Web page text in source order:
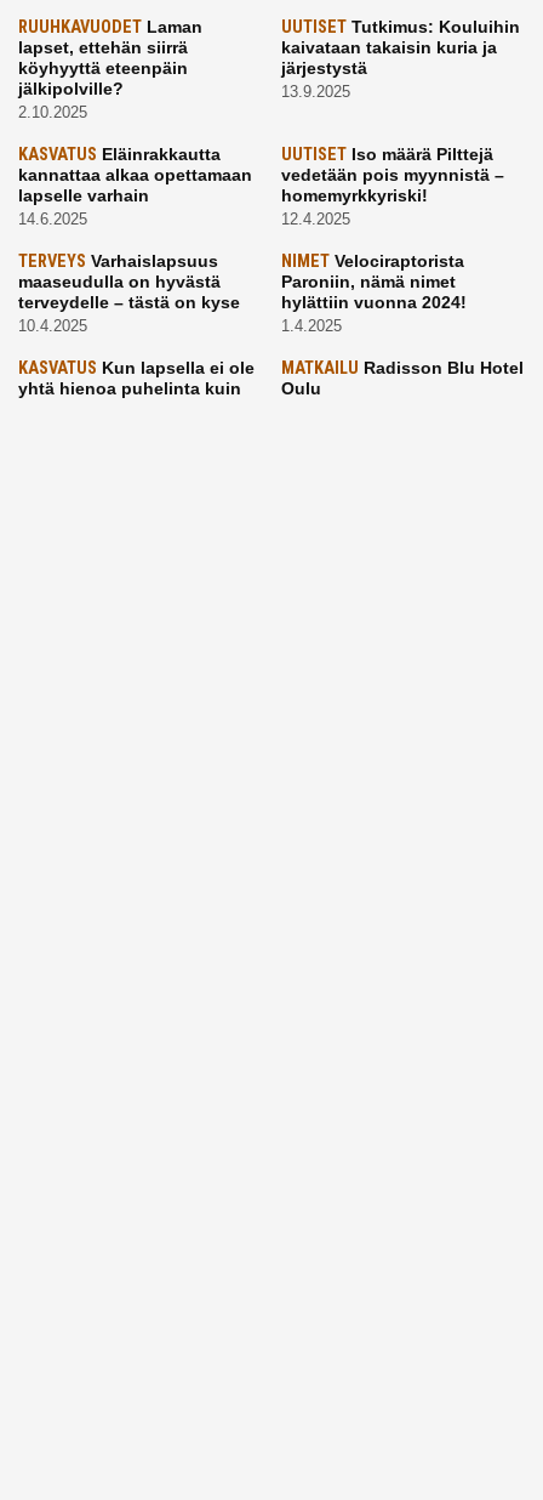
RUUHKAVUODET Laman
lapset, ettehän siirrä
köyhyyttä eteenpäin
jälkipolville?
2.10.2025
UUTISETTutkimus: Kouluihin
kaivataan takaisin kuria ja
järjestystä
13.9.2025
KASVATUS Eläinrakkautta
kannattaa alkaa opettamaan
lapselle varhain
14.6.2025
UUTISETIso määrä Pilttejä
vedetään pois myynnistä –
homemyrkkyriski!
12.4.2025
TERVEYS Varhaislapsuus
maaseudulla on hyvästä
terveydelle – tästä on kyse
10.4.2025
NIMETVelociraptorista
Paroniin, nämä nimet
hylättiin vuonna 2024!
1.4.2025
KASVATUS Kun lapsella ei ole
yhtä hienoa puhelinta kuin
MATKAILU Radisson Blu Hotel
Oulu